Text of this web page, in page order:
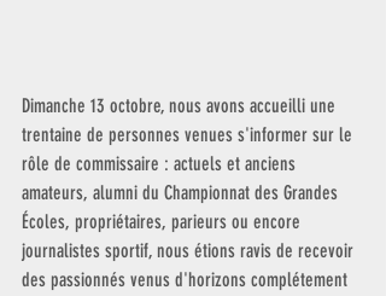
Dimanche 13 octobre, nous avons accueilli une
trentaine de personnes venues s'informer sur le
rôle de commissaire : actuels et anciens
amateurs, alumni du Championnat des Grandes
Écoles, propriétaires, parieurs ou encore
journalistes sportif, nous étions ravis de recevoir
des passionnés venus d'horizons complétement